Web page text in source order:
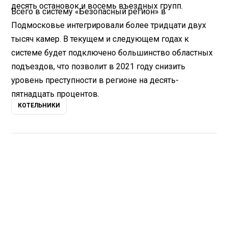
десять остановок и восемь въездных групп.
Всего в систему «Безопасный регион» в
Подмосковье интегрировали более тридцати двух
тысяч камер. В текущем и следующем годах к
системе будет подключено большинство областных
подъездов, что позволит в 2021 году снизить
уровень преступности в регионе на десять-
пятнадцать процентов.
КОТЕЛЬНИКИ